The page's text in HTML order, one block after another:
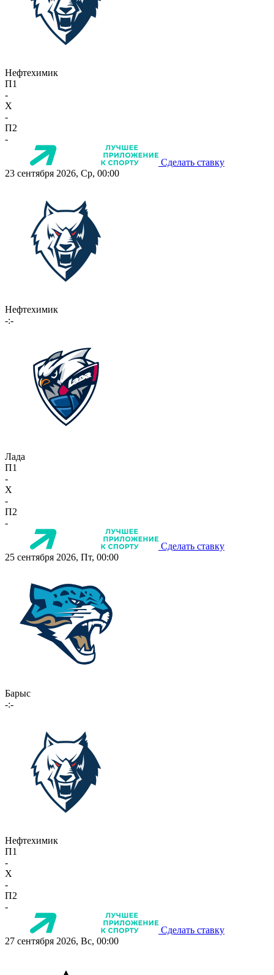
Нефтехимик
П1
-
X
-
П2
-
Сделать ставку
23 сентября 2026, Ср, 00:00
Нефтехимик
-:-
Лада
П1
-
X
-
П2
-
Сделать ставку
25 сентября 2026, Пт, 00:00
Барыс
-:-
Нефтехимик
П1
-
X
-
П2
-
Сделать ставку
27 сентября 2026, Вс, 00:00